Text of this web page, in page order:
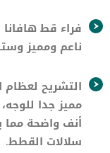
فراء قط
ناعم ومميز
التشريح
مميز جدا
أنف واضحة
سلالات القطط.